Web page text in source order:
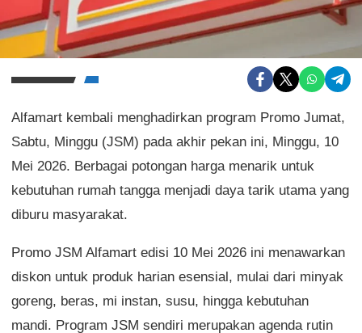
Alfamart kembali menghadirkan program Promo Jumat,
Sabtu, Minggu (JSM) pada akhir pekan ini, Minggu, 10
Mei 2026. Berbagai potongan harga menarik untuk
kebutuhan rumah tangga menjadi daya tarik utama yang
diburu masyarakat.
Promo JSM Alfamart edisi 10 Mei 2026 ini menawarkan
diskon untuk produk harian esensial, mulai dari minyak
goreng, beras, mi instan, susu, hingga kebutuhan
mandi. Program JSM sendiri merupakan agenda rutin